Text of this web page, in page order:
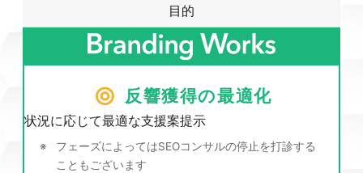
目的
反響獲得の最適化
状況に応じて最適な支援案提示
フェーズによってはSEOコンサルの停止を打診する
こともございます